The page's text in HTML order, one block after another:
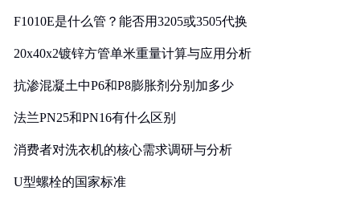
F1010E是什么管？能否用3205或3505代换
20x40x2镀锌方管单米重量计算与应用分析
抗渗混凝土中P6和P8膨胀剂分别加多少
法兰PN25和PN16有什么区别
消费者对洗衣机的核心需求调研与分析
U型螺栓的国家标准